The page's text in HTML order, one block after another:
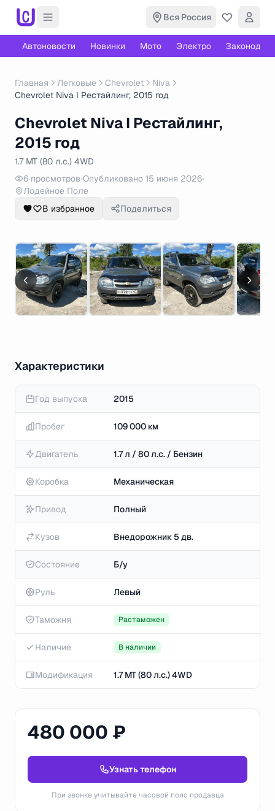
Вся Россия
Автоновости Новинки Мото Электро
Главная Легковые Chevrolet
Niva
Chevrolet Niva I Рестайлинг, 2015 год
Chevrolet Niva I Рестайлинг,
2015 год
1.7 MT (80 л.с.) 4WD
6 просмотров•Опубликовано 15 июня 2026•
Лодейное Поле
В избранное
Поделиться
Характеристики
Год выпуска 2015
Пробег 109 000 км
Двигатель 1.7 л / 80 л.с. / Бензин
Коробка Механическая
Привод Полный
Кузов Внедорожник 5 дв.
Состояние Б/у
Руль Левый
Таможня Растаможен
Наличие В наличии
Модификация 1.7 MT (80 л.с.) 4WD
480 000 ₽
Узнать телефон
При звонке учитывайте часовой пояс продавца